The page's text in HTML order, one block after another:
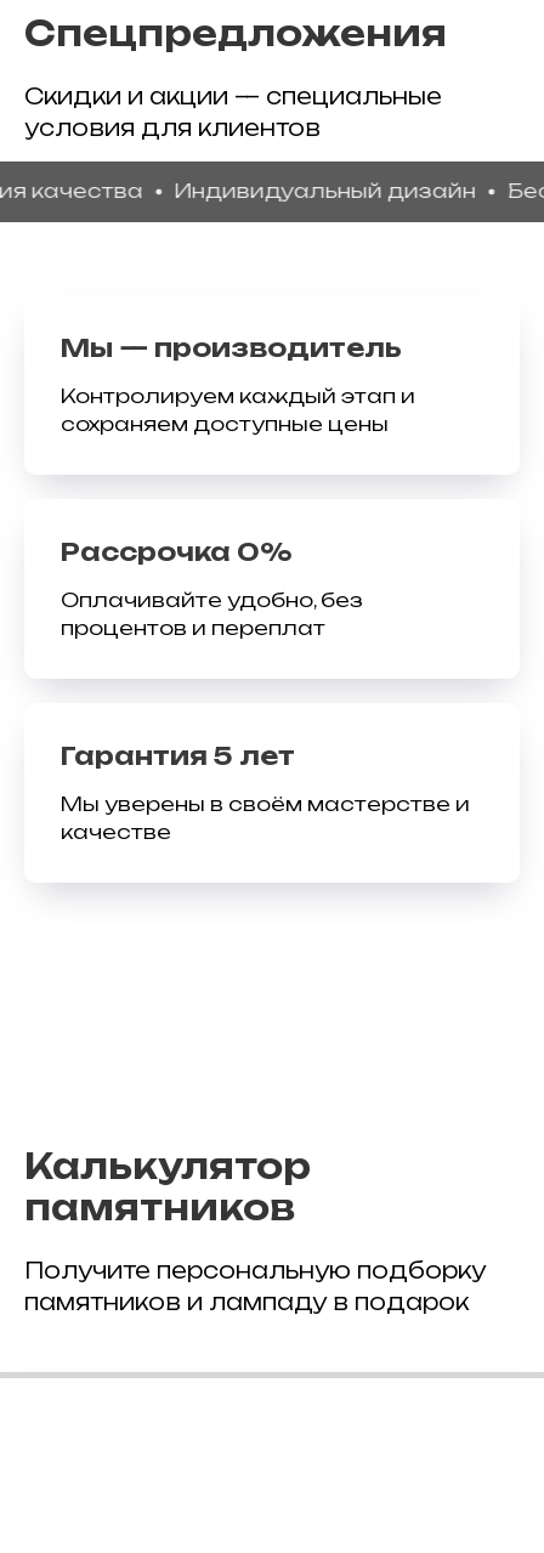
Спецпредложения
Скидки и акции — специальные
условия для клиентов
Индивидуальный дизайн
Мы — производитель
Контролируем каждый этап и
сохраняем доступные цены
Рассрочка 0%
Оплачивайте удобно, без
процентов и переплат
Гарантия 5 лет
Мы уверены в своём мастерстве и
качестве
Калькулятор
памятников
Получите персональную подборку
памятников и лампаду в подарок